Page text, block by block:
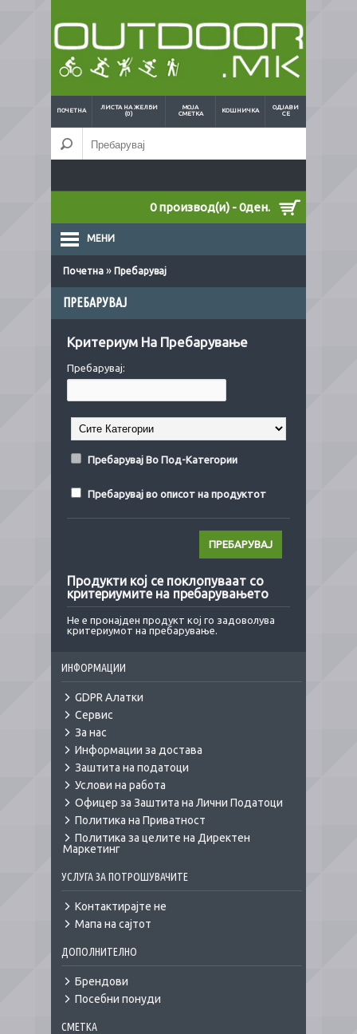
ПОЧЕТНА
ЛИСТА НА ЖЕЛБИ
(0)
МОЈА
СМЕТКА
КОШНИЧКА
ОДЈАВИ
СЕ
0 производ(и) - 0ден.
МЕНИ
Почетна » Пребарувај
ПРЕБАРУВАЈ
Критериум На Пребарување
Пребарувај:
Пребарувај Во Под-Категории
Пребарувај во описот на продуктот
Продукти кој се поклопуваат со
критериумите на пребарувањето
Не е пронајден продукт кој го задоволува
критериумот на пребарување.
ИНФОРМАЦИИ
GDPR Алатки
Сервис
За нас
Информации за достава
Заштита на податоци
Услови на работа
Офицер за Заштита на Лични Податоци
Политика на Приватност
Политика за целите на Директен
Маркетинг
УСЛУГА ЗА ПОТРОШУВАЧИТЕ
Контактирајте не
Мапа на сајтот
ДОПОЛНИТЕЛНО
Брендови
Посебни понуди
СМЕТКА